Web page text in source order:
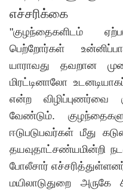
எச்சரிக்கை
"குழந்தைகளிடம்
பெற்றோர்கள்
யாராவது தவறான
மிரட்டினாலோ
என்ற விழிப்புணர்வை
வேண்டும்.
ஈடுபடுபவர்கள் மீது
தயவுதாட்சண்யமின்றி
போலீசார்
மயிலாடுதுறை அருகே